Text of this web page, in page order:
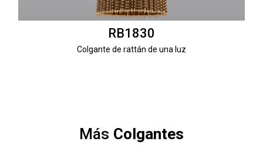
RB1830
Colgante de rattán de una luz
Más Colgantes